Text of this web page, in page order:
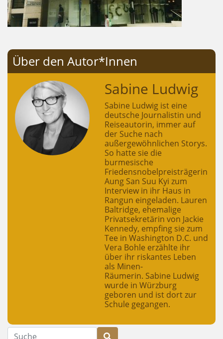
Über den Autor*Innen
Sabine Ludwig
Sabine Ludwig ist eine
deutsche Journalistin und
Reiseautorin, immer auf
der Suche nach
außergewöhnlichen Storys.
So hatte sie die
burmesische
Friedensnobelpreisträgerin
Aung San Suu Kyi zum
Interview in ihr Haus in
Rangun eingeladen. Lauren
Baltridge, ehemalige
Privatsekretärin von Jackie
Kennedy, empfing sie zum
Tee in Washington D.C. und
Vera Bohle erzählte ihr
über ihr riskantes Leben
als Minen-
Räumerin. Sabine Ludwig
wurde in Würzburg
geboren und ist dort zur
Schule gegangen.
Suche